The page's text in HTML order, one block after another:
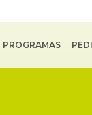
PROGRAMAS